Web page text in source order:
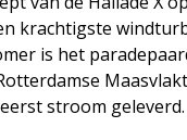
krachtigste
is het
stroom geleverd.